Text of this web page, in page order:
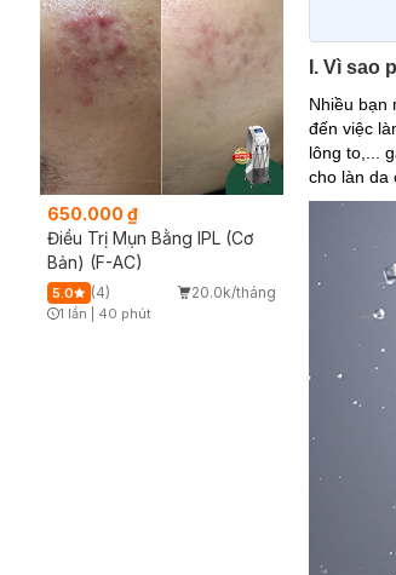
650.000 ₫
Điều Trị Mụn Bằng IPL (Cơ
Bản) (F-AC)
5.0 (4) 20.0k/tháng
Timer Gray Icon
1 lần 40 phút
I. Vì sao
Nhiều bạn
đến việc
lông to,...
cho làn da